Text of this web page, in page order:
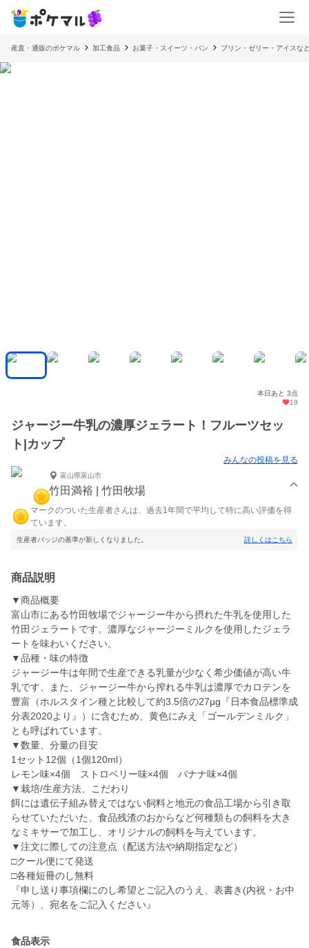
産直・通販のポケマル 加工食品 お菓子・スイーツ・パン プリン・ゼリー・アイスな
本日あと 3点
19
ジャージー牛乳の濃厚ジェラート！フルーツセッ
ト|カップ
みんなの投稿を見る
富山県富山市
竹田満裕 | 竹田牧場
マークのついた生産者さんは、過去1年間で平均して特に高い評価を得
ています。
生産者バッジの基準が新しくなりました。 詳しくはこちら
商品説明
▼商品概要
富山市にある竹田牧場でジャージー牛から摂れた牛乳を使用した
竹田ジェラートです。濃厚なジャージーミルクを使用したジェラ
ートを味わいください。
▼品種・味の特徴
ジャージー牛は年間で生産できる乳量が少なく希少価値が高い牛
乳です、また、ジャージー牛から搾れる牛乳は濃厚でカロテンを
豊富（ホルスタイン種と比較して約3.5倍の27μg『日本食品標準成
分表2020より』）に含むため、黄色にみえ「ゴールデンミルク」
とも呼ばれています。
▼数量、分量の目安
1セット12個（1個120ml）
レモン味×4個 ストロベリー味×4個 バナナ味×4個
▼栽培/生産方法、こだわり
餌には遺伝子組み替えではない飼料と地元の食品工場から引き取
らせていただいた、食品残渣のおからなど何種類もの飼料を大き
なミキサーで加工し、オリジナルの飼料を与えています。
▼注文に際しての注意点（配送方法や納期指定など）
□クール便にて発送
□各種短冊のし無料
『申し送り事項欄にのし希望とご記入のうえ、表書き(内祝・お中
元等）、宛名をご記入ください』
食品表示